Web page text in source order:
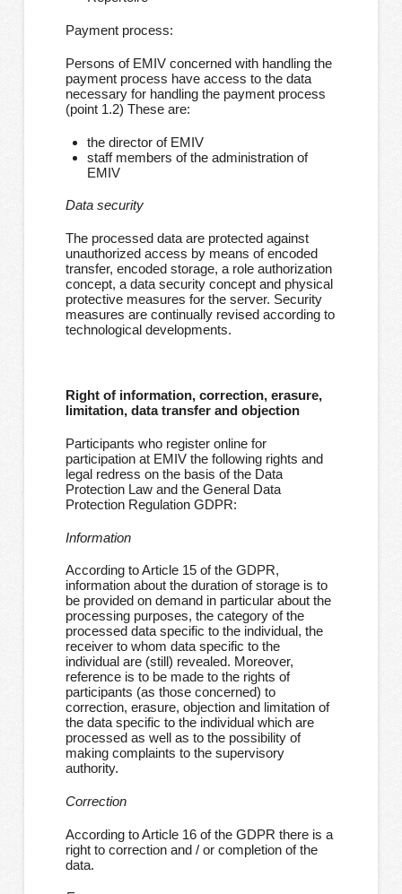
Payment process:
Persons of EMIV concerned with handling the
payment process have access to the data
necessary for handling the payment process
(point 1.2) These are:
the director of EMIV
staff members of the administration of
EMIV
Data security
The processed data are protected against
unauthorized access by means of encoded
transfer, encoded storage, a role authorization
concept, a data security concept and physical
protective measures for the server. Security
measures are continually revised according to
technological developments.
Right of information, correction, erasure,
limitation, data transfer and objection
Participants who register online for
participation at EMIV the following rights and
legal redress on the basis of the Data
Protection Law and the General Data
Protection Regulation GDPR:
Information
According to Article 15 of the GDPR,
information about the duration of storage is to
be provided on demand in particular about the
processing purposes, the category of the
processed data specific to the individual, the
receiver to whom data specific to the
individual are (still) revealed. Moreover,
reference is to be made to the rights of
participants (as those concerned) to
correction, erasure, objection and limitation of
the data specific to the individual which are
processed as well as to the possibility of
making complaints to the supervisory
authority.
Correction
According to Article 16 of the GDPR there is a
right to correction and / or completion of the
data.